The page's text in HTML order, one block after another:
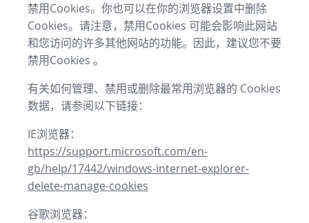
禁用Cookies。你也可以在你的浏览器设置中删除
Cookies。请注意，禁用Cookies 可能会影响此网站
和您访问的许多其他网站的功能。因此，建议您不要
禁用Cookies 。
有关如何管理、禁用或删除最常用浏览器的 Cookies
数据，请参阅以下链接：
IE浏览器：
https://support.microsoft.com/en-
gb/help/17442/windows-internet-explorer-
delete-manage-cookies
谷歌浏览器：